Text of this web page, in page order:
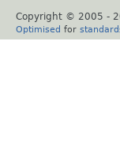
Copyright © 2005 -
Optimised for